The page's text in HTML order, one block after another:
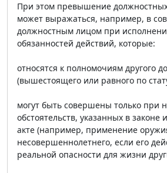
При этом превышение
может выражаться, например, в
должностным лицом при
обязанностей действий, которые:
относятся к полномочиям другого
(вышестоящего или равного по
могут быть совершены только при
обстоятельств, указанных в законе
акте (например, применение
несовершеннолетнего, если его
реальной опасности для жизни